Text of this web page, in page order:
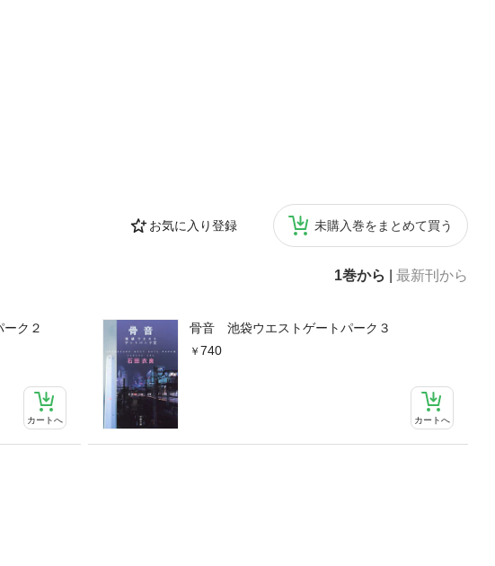
お気に入り登録 未購入巻をまとめて買う
1巻から 最新刊から
ク２
カートへ
骨音 池袋ウエストゲートパーク３
740
カートへ